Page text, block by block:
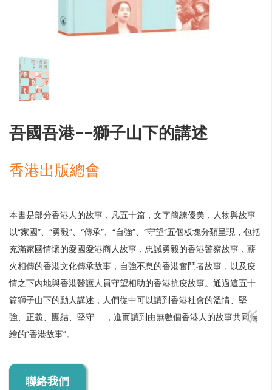
吾國吾港--獅子山下的講述
香港出版總會
本書是部分香港人的故事，凡五十篇，文字簡練優美，人物與故事
以“家國”、“勇毅”、“傳承”、“自強”、“守望”五個板塊分類呈現，包括
充滿家國情懷的愛國愛港商人故事，忠誠勇毅的香港警察故事，薪
火相傳的香港文化傳承故事，自強不息的香港奮鬥者故事，以及疫
情之下內地與香港醫護人員守望相助的香港抗疫故事。通過這五十
篇獅子山下的動人講述，人們從中可以讀到香港社會的溫情、堅
強、正義、團結、堅守……，進而讀到由無數個香港人的故事共同描
繪的“香港故事”。
聯絡我們